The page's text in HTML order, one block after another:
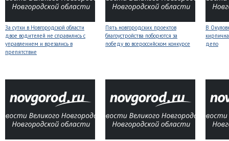
За сутки в Новгородской области
двое водителей не справились с
управлением и врезались в
препятствие
Пять новгородских проектов
благоустройства поборются за
победу во всероссийском конкурсе
В
депо